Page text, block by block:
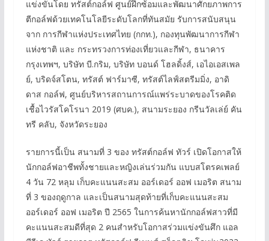
แข่งขันโดย ทรัสต์กอล์ฟ ศูนย์ฝึกซ้อมและพัฒนาศักยภาพการ
ตีกอล์ฟด้วยเทคโนโลยีระดับโลกที่ทันสมัย รับการสนับสนุน
จาก การกีฬาแห่งประเทศไทย (กกท.), กองทุนพัฒนาการกีฬา
แห่งชาติ และ กระทรวงการท่องเที่ยวและกีฬา, ธนาคาร
กรุงเทพฯ, บริษัท บี.กริม, บริษัท บอนด์ โฮลดิ้งส์, เอไอเอสเพล
ย์, บริดจ์สโตน, ทรัสต์ ฟาร์มาซี, ทรัสต์ไลฟ์สตรีมมิ่ง, อาดิ
ดาส กอล์ฟ, ศูนย์บริหารสถานการณ์แพร่ระบาดของโรคติด
เชื้อไวรัสโคโรนา 2019 (ศบค.), สนามระยอง กรีนวัลเล่ย์ คัน
ทรี คลับ, จังหวัดระยอง
รายการนี้เป็น สนามที่ 3 ของ ทรัสต์กอล์ฟ ทัวร์ เปิดโอกาสให้
นักกอล์ฟอาชีพทั้งชายและหญิงเล่นร่วมกัน แบบสโตรคเพลย์
4 วัน 72 หลุม เก็บคะแนนสะสม ออร์เดอร์ ออฟ เมอริต สนาม
ที่ 3 ของฤดูกาล และเป็นสนามสุดท้ายที่เก็บคะแนนสะสม
ออร์เดอร์ ออฟ เมอริต ปี 2565 ในการค้นหานักกอล์ฟสาวที่มี
คะแนนสะสมดีที่สุด 2 คนสำหรับโอกาสร่วมแข่งขันศึก แอล